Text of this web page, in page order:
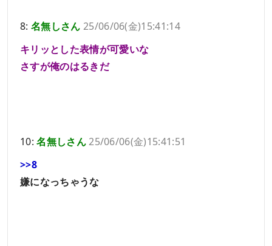
8: 名無しさん 25/06/06(金)15:41:14
キリッとした表情が可愛いな
さすが俺のはるきだ
10:名無しさん25/06/06(金)15:41:51
>>8
嫌になっちゃうな